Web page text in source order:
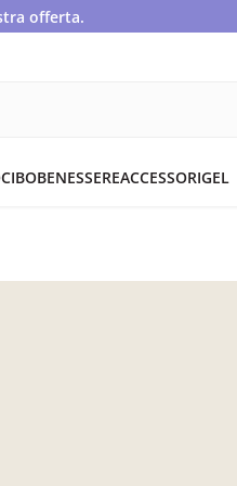
offerta.
CIBOBENESSEREACCESSORIGEL